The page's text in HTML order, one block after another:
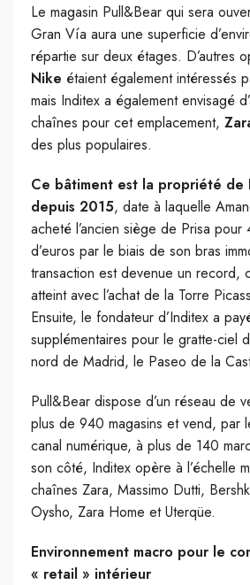
Le magasin Pull&Bear qui sera
Gran Vía aura une superficie
répartie sur deux étages. D’autres
Nike étaient également intéressés
mais Inditex a également envisagé
chaînes pour cet emplacement,
des plus populaires.
Ce bâtiment est la propriété de
depuis 2015, date à laquelle
acheté l’ancien siège de Prisa pour
d’euros par le biais de son bras
transaction est devenue un record,
atteint avec l’achat de la Torre
Ensuite, le fondateur d’Inditex a
supplémentaires pour le gratte-ciel
nord de Madrid, le Paseo de la
Pull&Bear dispose d’un réseau de
plus de 940 magasins et vend, par
canal numérique, à plus de 140
son côté, Inditex opère à l’échelle
chaînes Zara, Massimo Dutti,
Oysho, Zara Home et Uterqüe.
Environnement macro pour le
« retail » intérieur